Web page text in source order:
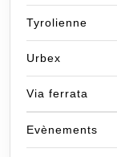
Tyrolienne
Urbex
Via ferrata
Evènements